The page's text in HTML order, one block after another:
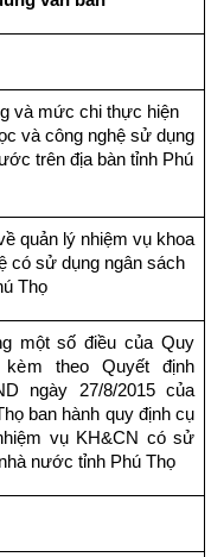
và mức chi thực hiện
và công nghệ sử dụng
trên địa bàn tỉnh Phú
quản lý nhiệm vụ khoa
có sử dụng ngân sách
Thọ
một số điều của Quy
theo Quyết định
ngày 27/8/2015 của
ban hành quy định cụ
vụ KH&CN có sử
nước tỉnh Phú Thọ